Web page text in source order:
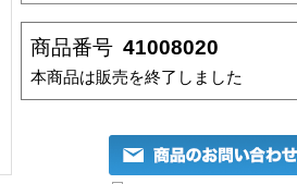
商品番号 41008020
本商品は販売を終了しました